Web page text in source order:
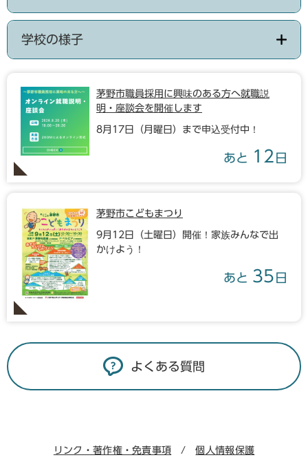
学校の様子
茅野市職員採用に興味のある方へ就職説
明・座談会を開催します
8月17日（月曜日）まで申込受付中！
あと 12 日
茅野市こどもまつり
9月12日（土曜日）開催！家族みんなで出
かけよう！
あと 35 日
よくある質問
リンク・著作権・免責事項 個人情報保護